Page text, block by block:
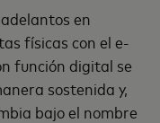
en
físicas con el e-
función digital se
sostenida y,
bajo el nombre